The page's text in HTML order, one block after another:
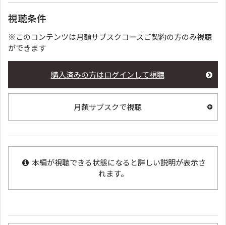
視聴条件
※このコンテンツは月額サブスクコースご契約の方のみ視聴
ができます
購入済みの方はログインして視聴
月額サブスクで視聴
本編が視聴できる状態になると詳しい説明が表示さ
れます。